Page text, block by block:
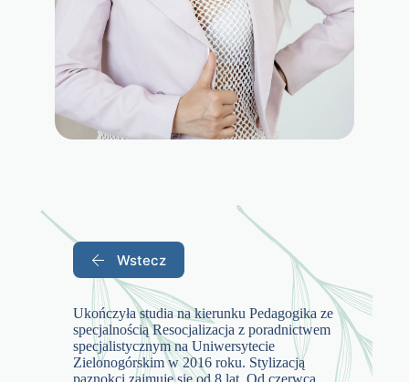
Wstecz
Ukończyła studia na kierunku Pedagogika ze
specjalnością Resocjalizacja z poradnictwem
specjalistycznym na Uniwersytecie
Zielonogórskim w 2016 roku. Stylizacją